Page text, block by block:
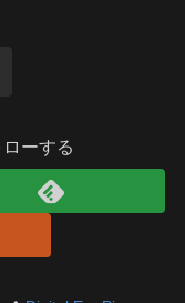
ーする